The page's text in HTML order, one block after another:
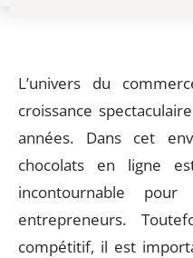
L’univers du
croissance
années. Dans cet
chocolats en ligne
incontournable
entrepreneurs.
compétitif, il est